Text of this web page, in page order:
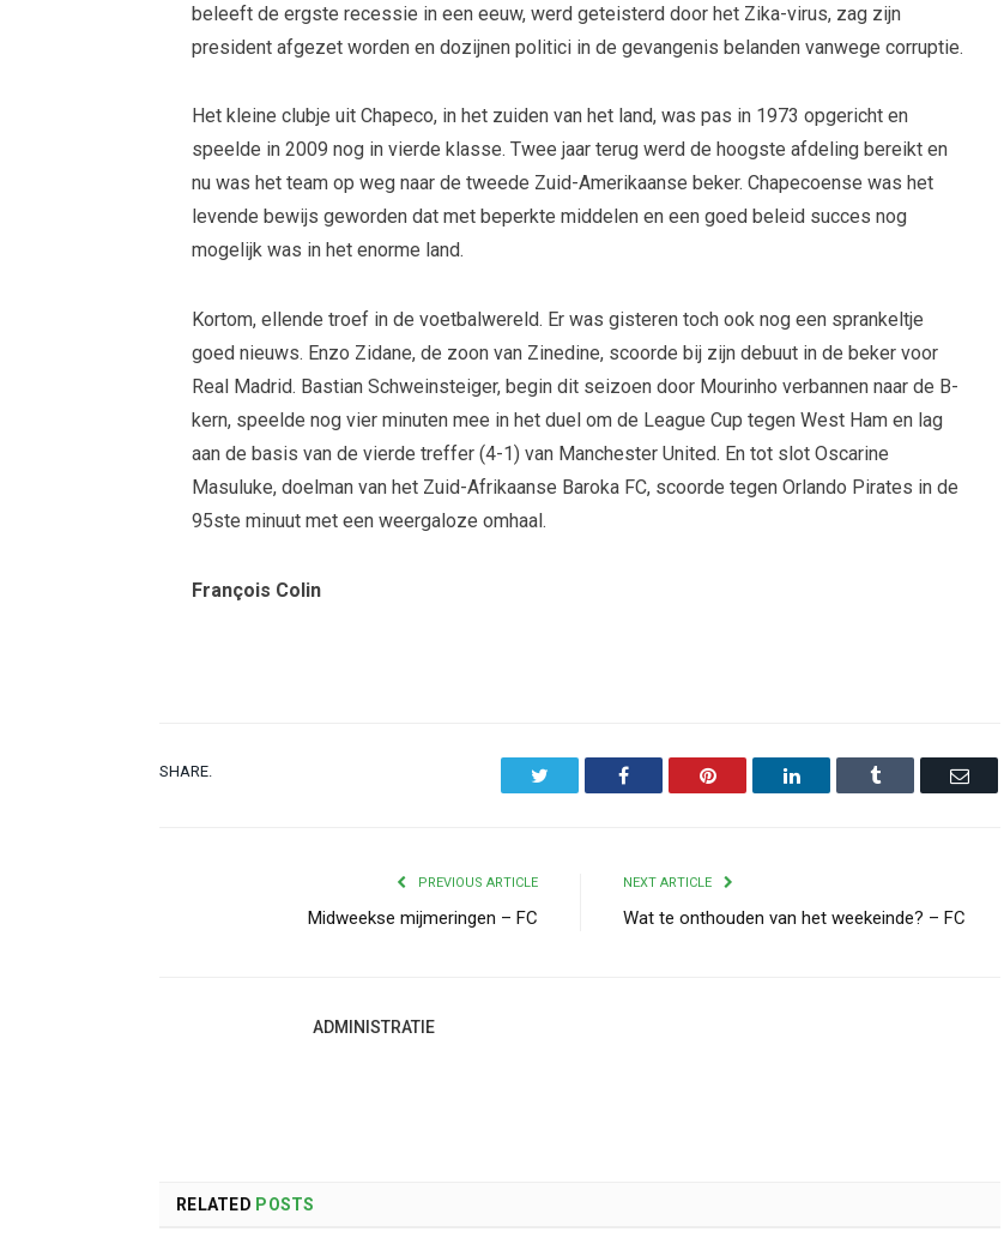
beleeft de ergste recessie in een eeuw, werd geteisterd door het Zika-virus, zag zijn
president afgezet worden en dozijnen politici in de gevangenis belanden vanwege corruptie.
Het kleine clubje uit Chapeco, in het zuiden van het land, was pas in 1973 opgericht en
speelde in 2009 nog in vierde klasse. Twee jaar terug werd de hoogste afdeling bereikt en
nu was het team op weg naar de tweede Zuid-Amerikaanse beker. Chapecoense was het
levende bewijs geworden dat met beperkte middelen en een goed beleid succes nog
mogelijk was in het enorme land.
Kortom, ellende troef in de voetbalwereld. Er was gisteren toch ook nog een sprankeltje
goed nieuws. Enzo Zidane, de zoon van Zinedine, scoorde bij zijn debuut in de beker voor
Real Madrid. Bastian Schweinsteiger, begin dit seizoen door Mourinho verbannen naar de B-
kern, speelde nog vier minuten mee in het duel om de League Cup tegen West Ham en lag
aan de basis van de vierde treffer (4-1) van Manchester United. En tot slot Oscarine
Masuluke, doelman van het Zuid-Afrikaanse Baroka FC, scoorde tegen Orlando Pirates in de
95ste minuut met een weergaloze omhaal.
François Colin
SHARE. Facebook Pinterest LinkedIn Tumblr Email
PREVIOUS ARTICLE
Midweekse mijmeringen – FC
NEXT ARTICLE
Wat te onthouden van het weekeinde? – FC
ADMINISTRATIE
RELATED POSTS